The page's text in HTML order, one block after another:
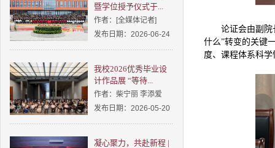
暨学位授予仪式于...
作者：[全媒体记者]
发布日期：2026-06-24
我校2026优秀毕业设
计作品展 “等待...
作者：柴宁丽 李添爱
发布日期：2026-05-20
凝心聚力，共赴新程 |
论证会由副
什么”转变的关键
度、课程体系科